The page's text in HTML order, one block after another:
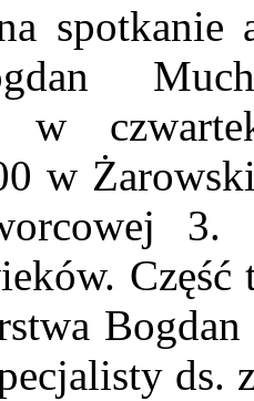
w
w
3.
Część